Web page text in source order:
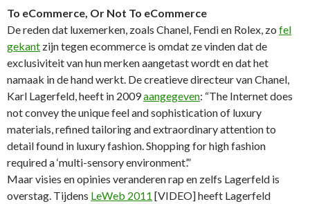
To eCommerce, Or Not To eCommerce
De reden dat luxemerken, zoals Chanel, Fendi en Rolex, zo fel
gekant zijn tegen ecommerce is omdat ze vinden dat de
exclusiviteit van hun merken aangetast wordt en dat het
namaak in de hand werkt. De creatieve directeur van Chanel,
Karl Lagerfeld, heeft in 2009aangegeven: “The Internet does
not convey the unique feel and sophistication of luxury
materials, refined tailoring and extraordinary attention to
detail found in luxury fashion. Shopping for high fashion
required a ‘multi-sensory environment’.”
Maar visies en opinies veranderen rap en zelfs Lagerfeld is
overstag. Tijdens LeWeb 2011 [VIDEO] heeft Lagerfeld